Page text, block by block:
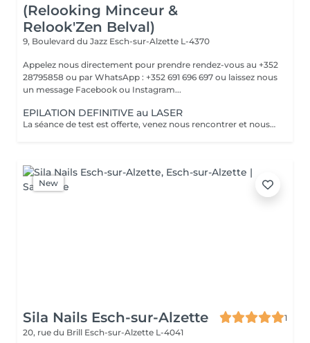
(Relooking Minceur &
Relook'Zen Belval)
9, Boulevard du Jazz Esch-sur-Alzette L-4370
Appelez nous directement pour prendre rendez-vous au +352
28795858 ou par WhatsApp : +352 691 696 697 ou laissez nous
un message Facebook ou Instagram...
EPILATION DEFINITIVE au LASER
La séance de test est offerte, venez nous rencontrer et nous vous ferons un devis pour les zones concernées.
New
Sila Nails Esch-sur-Alzette
1
20, rue du Brill Esch-sur-Alzette L-4041